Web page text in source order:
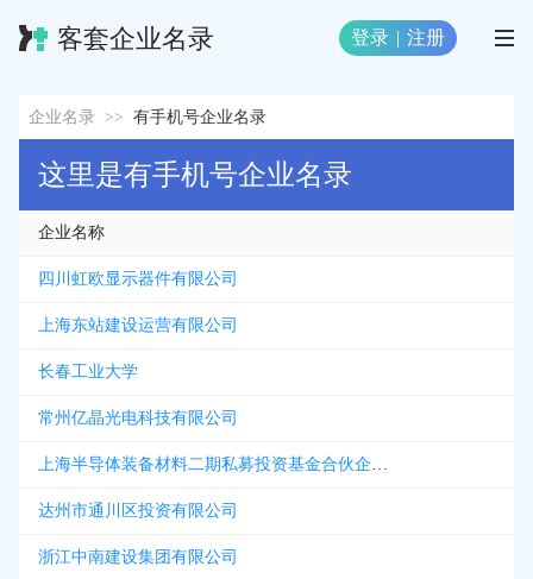
客套企业名录 登录 | 注册
企业名录 >> 有手机号企业名录
这里是有手机号企业名录
企业名称
四川虹欧显示器件有限公司
上海东站建设运营有限公司
长春工业大学
常州亿晶光电科技有限公司
上海半导体装备材料二期私募投资基金合伙企业有限合伙
达州市通川区投资有限公司
浙江中南建设集团有限公司